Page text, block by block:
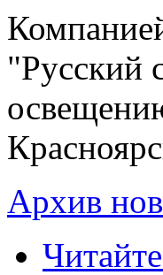
"Русский
Архив